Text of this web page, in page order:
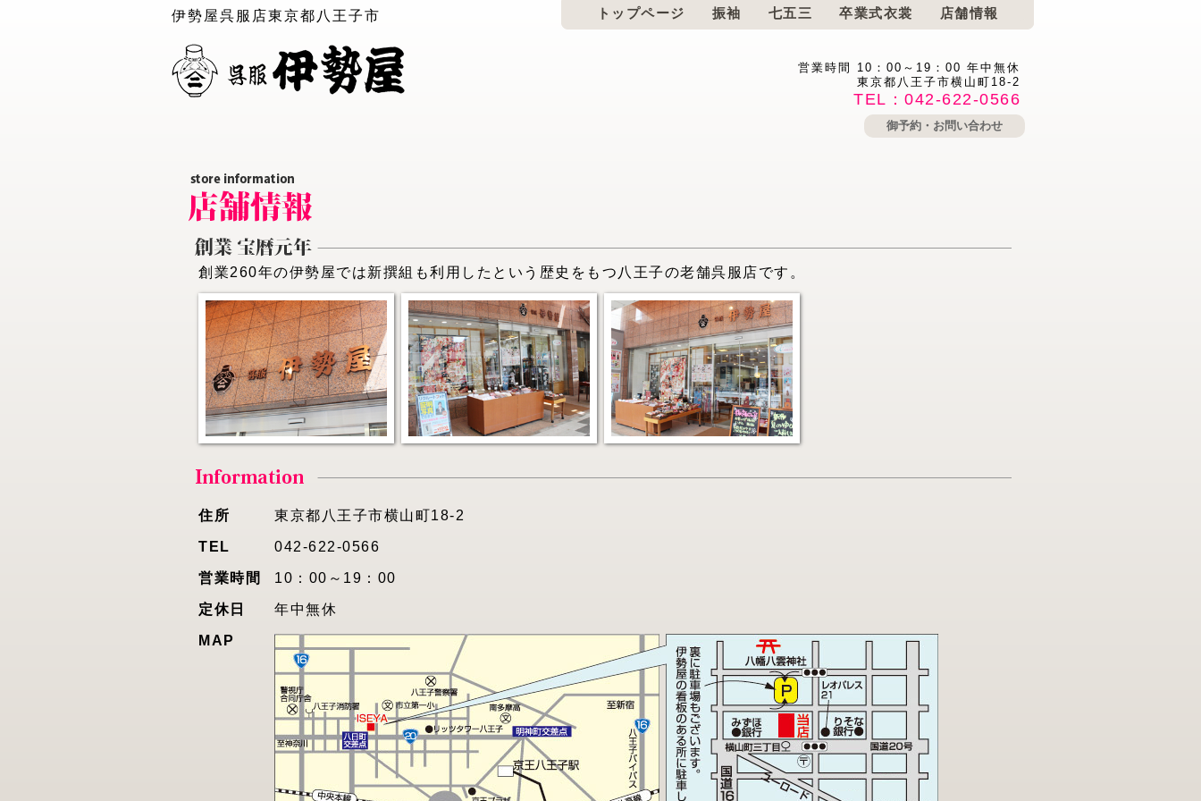
伊勢屋呉服店東京都八王子市 トップページ 振袖 七五三 卒業式衣裳 店舗情報
営業時間 10：00～19：00 年中無休
東京都八王子市横山町18-2
TEL：042-622-0566
御予約・お問い合わせ
創業260年の伊勢屋では新撰組も利用したという歴史をもつ八王子の老舗呉服店です。
住所 東京都八王子市横山町18-2
TEL 042-622-0566
営業時間 10：00～19：00
定休日 年中無休
MAP